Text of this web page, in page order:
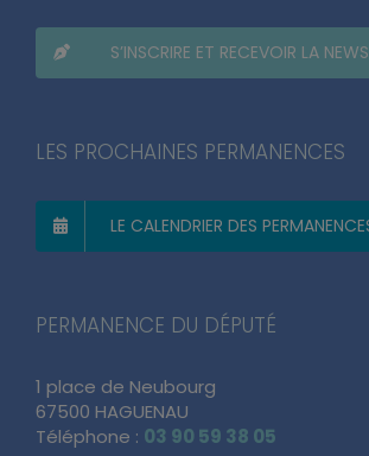
S’INSCRIRE ET RECEVOIR LA
LES PROCHAINES PERMANENCES
LE CALENDRIER DES
PERMANENCE DU DÉPUTÉ
1 place de Neubourg
67500 HAGUENAU
Téléphone : 03 90 59 38 05